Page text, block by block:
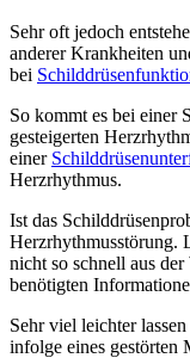
Sehr oft jedoch
anderer Krankheiten
bei
So kommt es bei einer
gesteigerten
einer
Herzrhythmus.
Ist das
Herzrhythmusstörung.
nicht so schnell aus
benötigten
Sehr viel leichter
infolge eines gestörten